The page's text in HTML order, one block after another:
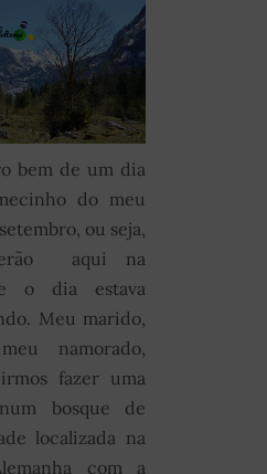
bem de um dia
do meu
ou seja,
aqui na
e o dia estava
Meu marido,
namorado,
fazer uma
bosque de
localizada na
com a